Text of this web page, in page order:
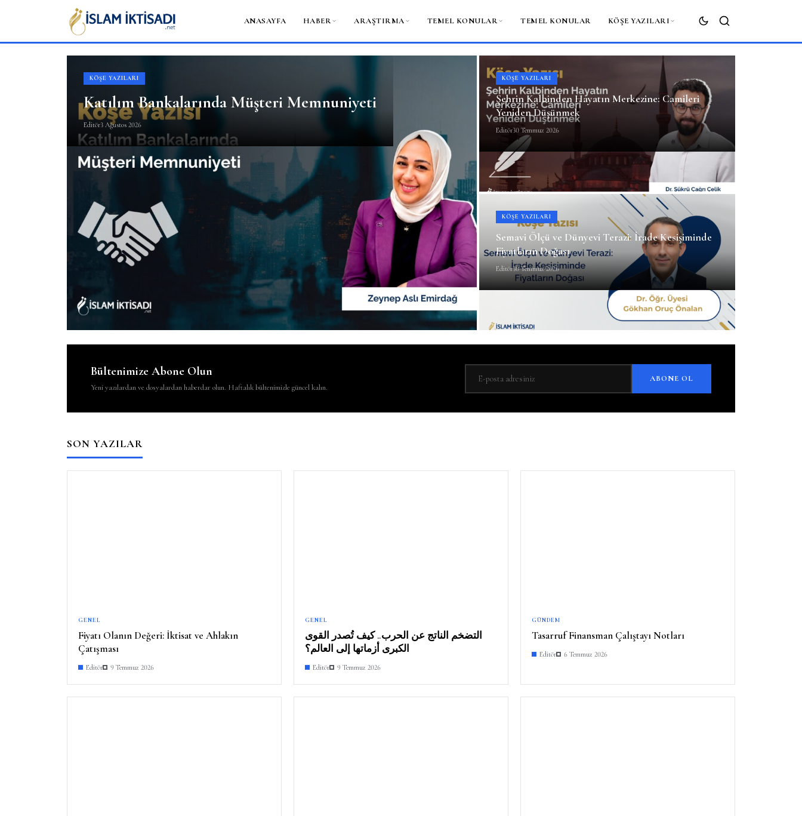
ANASAYFA HABER ARAŞTIRMA TEMEL KONULAR TEMEL KONULAR KÖŞE YAZILARI
ARA
KÖŞE YAZILARI
Katılım Bankalarında Müşteri Memnuniyeti
Editör3 Ağustos 2026
KÖŞE YAZILARI
Şehrin Kalbinden Hayatın Merkezine: Camileri
Yeniden Düşünmek
Editör30 Temmuz 2026
KÖŞE YAZILARI
Semavi Ölçü ve Dünyevi Terazi: İrade Kesişiminde
Fiyatların Doğası
Editör30 Temmuz 2026
Bültenimize Abone Olun
Yeni yazılardan ve dosyalardan haberdar olun. Haftalık bültenimizle güncel kalın.
ABONE OL
SON YAZILAR
GENEL
Fiyatı Olanın Değeri: İktisat ve Ahlakın
Çatışması
Editör 9 Temmuz 2026
GENEL
التضخم الناتج عن الحرب.. كيف تُصدر القوى
الكبرى أزماتها إلى العالم؟
Editör 9 Temmuz 2026
GÜNDEM
Tasarruf Finansman Çalıştayı Notları
Editör 6 Temmuz 2026